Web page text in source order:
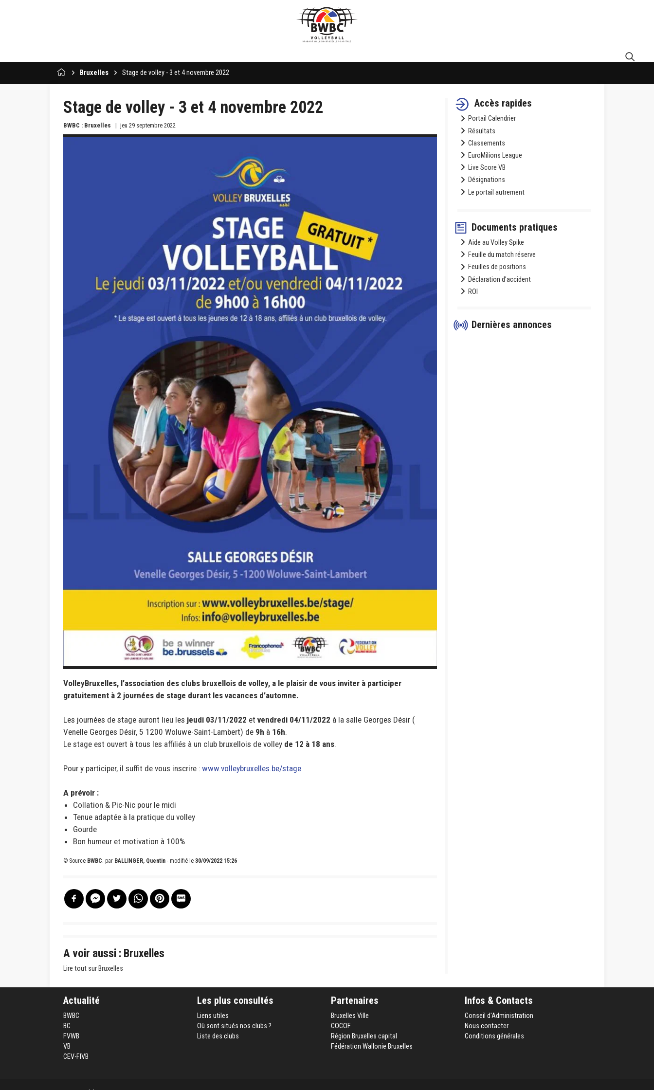
Bruxelles Stage de volley - 3 et 4 novembre 2022
Stage de volley - 3 et 4 novembre 2022
BWBC : Bruxelles jeu 29 septembre 2022
VolleyBruxelles, l’association des clubs bruxellois de volley, a le plaisir de vous inviter à participer
gratuitement à 2 journées de stage durant les vacances d’automne.
Les journées de stage auront lieu les jeudi 03/11/2022 etvendredi 04/11/2022 à la salle Georges Désir (
Venelle Georges Désir, 5 1200 Woluwe-Saint-Lambert) de 9h à 16h.
Le stage est ouvert à tous les affiliés à un club bruxellois de volley de 12 à 18 ans.
Pour y participer, il suffit de vous inscrire : www.volleybruxelles.be/stage
A prévoir :
Collation & Pic-Nic pour le midi
Tenue adaptée à la pratique du volley
Gourde
Bon humeur et motivation à 100%
© Source BWBC. par BALLINGER, Quentin - modifié le 30/09/2022 15:26
A voir aussi : Bruxelles
Lire tout sur Bruxelles
Accès rapides
Portail Calendrier
Résultats
Classements
EuroMilions League
Live Score VB
Désignations
Le portail autrement
Documents pratiques
Aide au Volley Spike
Feuille du match réserve
Feuilles de positions
Déclaration d’accident
ROI
Dernières annonces
Actualité
BWBC
BC
FVWB
VB
CEV-FIVB
Les plus consultés
Liens utiles
Où sont situés nos clubs ?
Liste des clubs
Partenaires
Bruxelles Ville
COCOF
Région Bruxelles capital
Fédération Wallonie Bruxelles
Infos & Contacts
Conseil d'Administration
Nous contacter
Conditions générales